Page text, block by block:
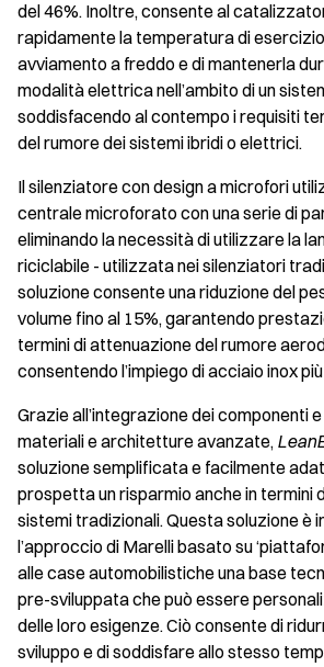
del 46%. Inoltre, consente al
rapidamente la temperatura di
avviamento a freddo e di mantenerla
modalità elettrica nell’ambito di un
soddisfacendo al contempo i requisiti
del rumore dei sistemi ibridi o elettrici.
Il silenziatore con design a microfori
centrale microforato con una serie di
eliminando la necessità di utilizzare la
riciclabile - utilizzata nei silenziatori
soluzione consente una riduzione del
volume fino al 15%, garantendo
termini di attenuazione del rumore
consentendo l’impiego di acciaio inox
Grazie all’integrazione dei componenti e
materiali e architetture avanzate,
soluzione semplificata e facilmente
prospetta un risparmio anche in termini
sistemi tradizionali. Questa soluzione è
l’approccio di Marelli basato su
alle case automobilistiche una base
pre-sviluppata che può essere
delle loro esigenze. Ciò consente di
sviluppo e di soddisfare allo stesso